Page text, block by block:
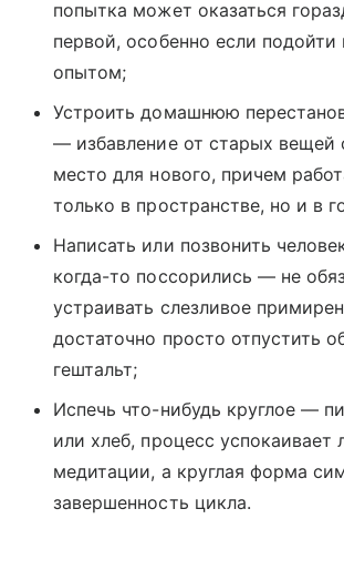
попытка может оказаться
первой, особенно если
опытом;
Устроить домашнюю
— избавление от старых вещей
место для нового, причем
только в пространстве, но и в
Написать или позвонить
когда-то поссорились — не
устраивать слезливое
достаточно просто отпустить
гештальт;
Испечь что-нибудь круглое —
или хлеб, процесс
медитации, а круглая форма
завершенность цикла.